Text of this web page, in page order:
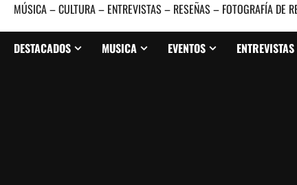
MÚSICA – CULTURA – ENTREVISTAS – RESEÑAS – FOTOGRAFÍA DE
DESTACADOS MUSICA EVENTOS ENTREVISTAS